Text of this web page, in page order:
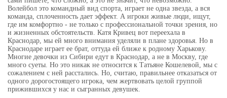
Волейбол это командный вид спорта, играет не одна звезда, а вся
команда, сплоченность дает эффект. А игроки живые люди, ищут,
где им комфортно - не только с профессиональной точки зрения, но
и жизненных обстоятельств. Катя Кривец вот переехала в
Краснодар, мы ей много внимания уделяли в плане здоровья. Но в
Краснодаре играет ее брат, оттуда ей ближе к родному Харькову.
Многие девочки из Сибири едут в Краснодар, а не в Москву, где
много суеты. Но это никак не относится к Татьяне Кошелевой, мы с
сожалением с ней расстались. Но, считаю, правильнее отказаться от
одного дорогостоящего игрока, чем жертвовать целой группой
прижившихся у нас и сыгранных девушек.